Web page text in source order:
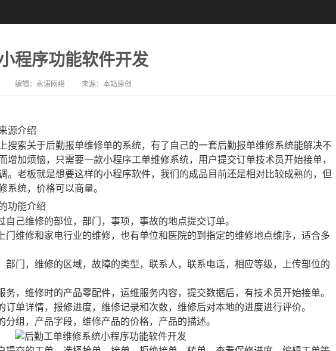
程序功能软件开发
编辑：永诺网络 来源： 本站原创
源介绍
索关于后勤报单维修单的系统，有了自己的一套后勤报单维修系统能解决不
增加烦恼，只需要一款小程序工单维修系统，用户提交订单技术员开始接单，
。老板就是想要这样的小程序软件，我们的成品目前还是相对比较成熟的，但
系统，价格可以商量。
功能介绍
己维修的部位，部门，事项，事故的地点提交订单。
维修和家电行业的维修，也有单位和医院的到指定的维修地点维序，适合多
门，维修的区域，故障的类型，联系人，联系电话，相应等级，上传部位的
，维修时的产品零配件，运维服务内容，提交数据后，有技术员开始接单。
单详情，报修进度，维修记录和次数，维修后对本地的进度进行评价。
组，产品字段，维修产品的价格，产品的描述。